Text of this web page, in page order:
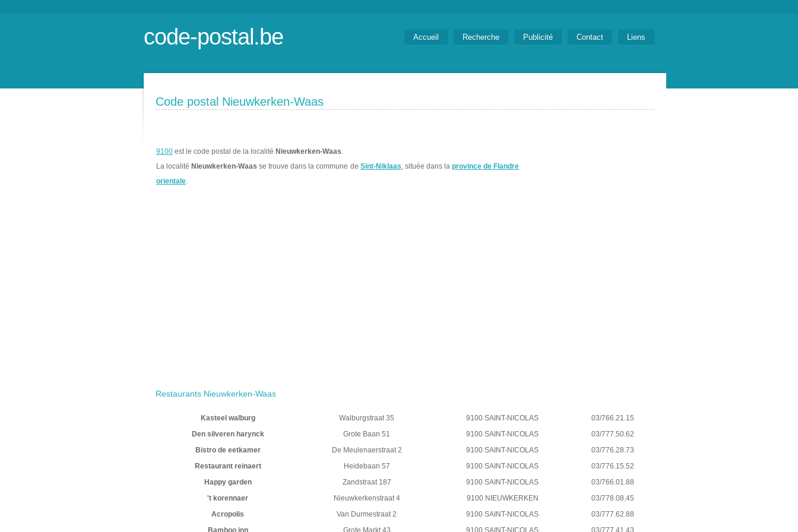
code-postal.be Accueil Recherche Publicité Contact Liens
Code postal Nieuwkerken-Waas
9100 est le code postal de la localité Nieuwkerken-Waas.
La localité Nieuwkerken-Waas se trouve dans la commune de Sint-Niklaas, située dans la province de Flandre
orientale.
Restaurants Nieuwkerken-Waas
Kasteel walburg Walburgstraat 35 9100 SAINT-NICOLAS
03/766.21.15
Den silveren harynck
Grote Baan 51 9100 SAINT-NICOLAS
03/777.50.62
Bistro de eetkamer
De Meulenaerstraat 2 9100 SAINT-NICOLAS
03/776.28.73
Restaurant reinaert
Heidebaan 57 9100 SAINT-NICOLAS
03/776.15.52
Happy garden
Zandstraat 187 9100 SAINT-NICOLAS
03/766.01.88
't korennaer
Nieuwkerkenstraat 4 9100 NIEUWKERKEN
03/778.08.45
Acropolis
Van Durmestraat 2 9100 SAINT-NICOLAS
03/777.62.88
Bamboo inn
Grote Markt 43 9100 SAINT-NICOLAS 03/777.41.43